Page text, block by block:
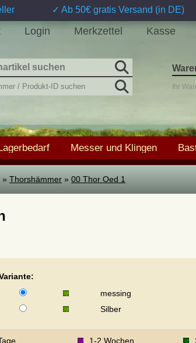
✓ Ab 50€ gratis Versand (in DE)
Login Merkzettel Kasse
Messer und Klingen
Ihr
» Thorshämmer » 00 Thor Oed 1
messing
Silber
1-2 Wochen